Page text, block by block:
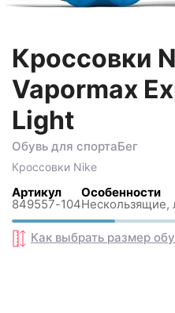
Кроссовки
Vapormax
Light
Обувь для спортаБег
Кроссовки Nike
Артикул
849557-104
Особенности
Нескользящиe,
Как выбрать размер